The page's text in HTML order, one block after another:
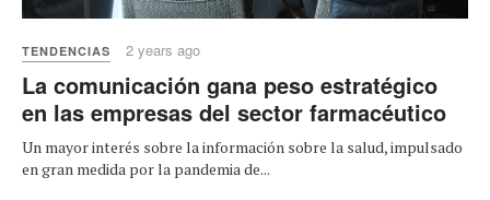
TENDENCIAS 2 years ago
La comunicación gana peso estratégico
en las empresas del sector farmacéutico
Un mayor interés sobre la información sobre la salud, impulsado
en gran medida por la pandemia de...